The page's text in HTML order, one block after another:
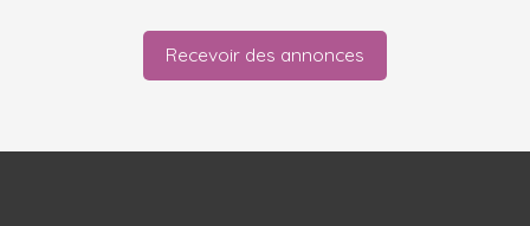
Recevoir des annonces